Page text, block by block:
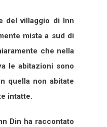
del villaggio di Inn
mista a sud di
che nella
le abitazioni sono
quella non abitate
intatte.
Din ha raccontato